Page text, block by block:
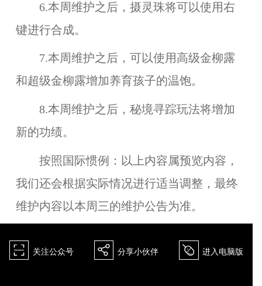
6.本周维护之后，摄灵珠将可以使用右
键进行合成。
7.本周维护之后，可以使用高级金柳露
和超级金柳露增加养育孩子的温饱。
8.本周维护之后，秘境寻踪玩法将增加
新的功绩。
按照国际惯例： 以上内容属预览内容，
我们还会根据实际情况进行适当调整，最终
维护内容以本周三的维护公告为准。
򰀁 关注公众号 򰀂 分享小伙伴 򰀄 进入电脑版